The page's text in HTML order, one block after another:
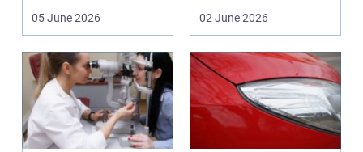
arbejdsgange ét sted. I
05 June 2026
mest alsidige valg til
02 June 2026